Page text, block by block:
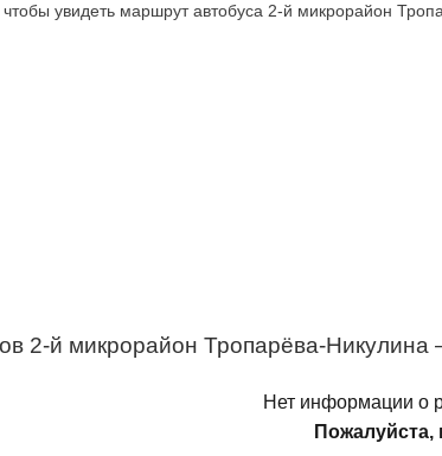
чтобы увидеть маршрут автобуса 2-й микрорайон
2-й микрорайон Тропарёва-Никулина
Нет информации о